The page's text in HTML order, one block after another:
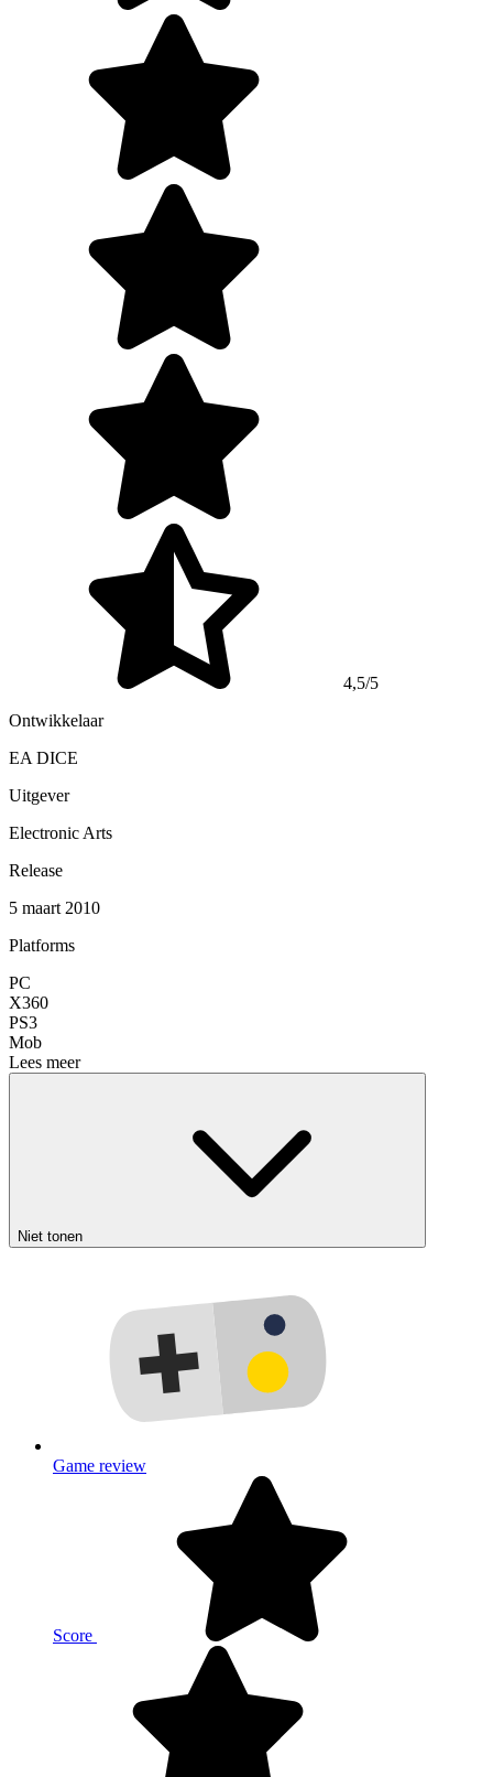
4,5/5
Ontwikkelaar
EA DICE
Uitgever
Electronic Arts
Release
5 maart 2010
Platforms
PC
X360
PS3
Mob
Lees meer
Niet tonen
Game review
Score